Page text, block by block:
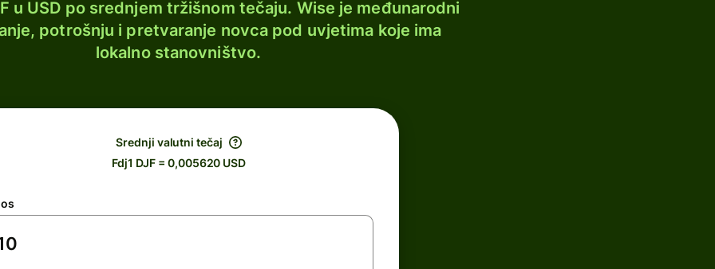
u USD po srednjem tržišnom tečaju. Wise je međunarodni
potrošnju i pretvaranje novca pod uvjetima koje ima
lokalno stanovništvo.
Srednji valutni tečaj
Fdj1 DJF = 0,005620 USD